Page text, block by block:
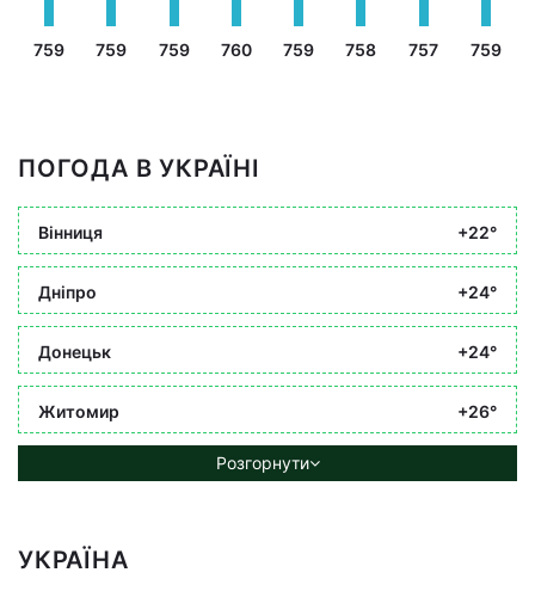
759 759 759 760 759 758 757 759
ПОГОДА В УКРАЇНІ
Вінниця +22°
Дніпро +24°
Донецьк +24°
Житомир +26°
Розгорнути
УКРАЇНА